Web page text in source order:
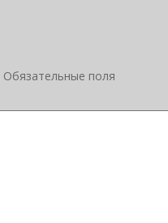
Обязательные поля